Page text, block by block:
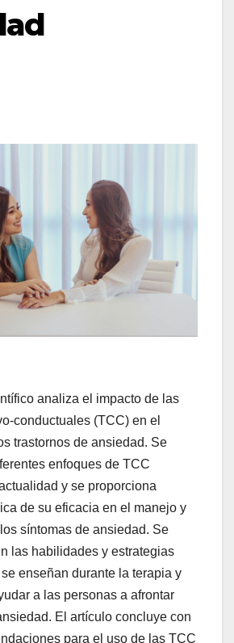
analiza el impacto de las
conductuales (TCC) en el
trastornos de ansiedad. Se
enfoques de TCC
y se proporciona
de su eficacia en el manejo y
síntomas de ansiedad. Se
las habilidades y estrategias
enseñan durante la terapia y
a las personas a afrontar
El artículo concluye con
para el uso de las TCC